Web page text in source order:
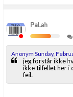
Pal.ah
Anonym Sunday,
jeg forstår ikke
ikke tilfellet her i
feil.